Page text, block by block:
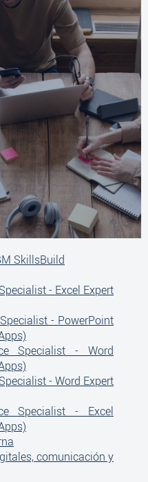
SkillsBuild
- Excel Expert
- PowerPoint
Specialist - Word
- Word Expert
Specialist - Excel
comunicación y